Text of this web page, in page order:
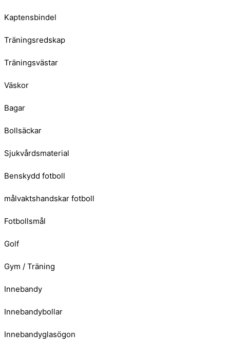
Kaptensbindel
Träningsredskap
Träningsvästar
Väskor
Bagar
Bollsäckar
Sjukvårdsmaterial
Benskydd fotboll
målvaktshandskar fotboll
Fotbollsmål
Golf
Gym / Träning
Innebandy
Innebandybollar
Innebandyglasögon